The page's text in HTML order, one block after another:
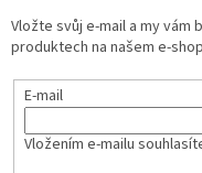
Vložte svůj e-mail a my vám
produktech na našem e-
E-mail
Vložením e-mailu